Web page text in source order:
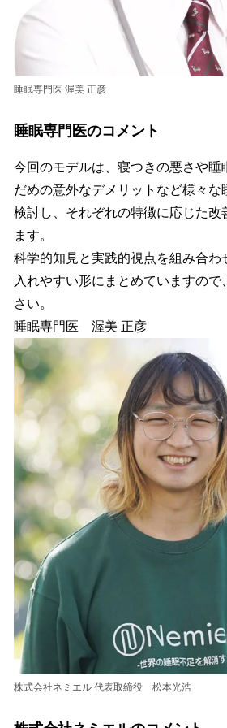
睡眠専門医 渥美 正彦
睡眠専門医のコメント
今回のモデルは、寝つきの悪さや睡
だめの意外なデメリットなど様々な
検討し、それぞれの特徴に応じた改
ます。
科学的知見と実践的視点を組み合わ
入れやすい形にまとめていますの
さい。
睡眠専門医 渥美 正彦
株式会社ネミエル 代表取締役 松本光浩